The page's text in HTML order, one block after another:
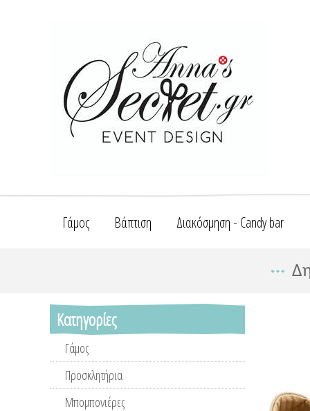
Γάμος Βάπτιση Διακόσμηση - Candy bar
Κατηγορίες
Γάμος
Προσκλητήρια
Μπομπονιέρες